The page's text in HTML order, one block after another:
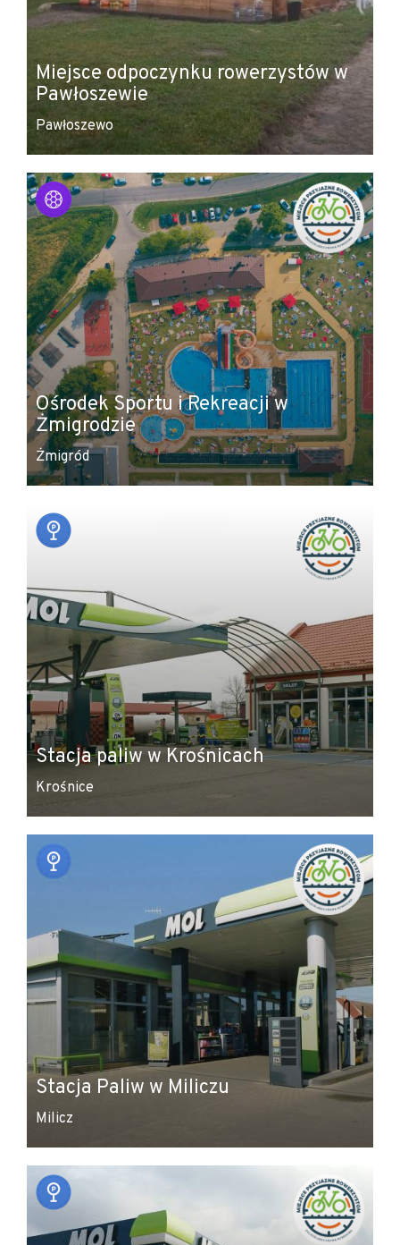
Leaflet | © Amistad © OpenStreetMap contributors
Miejsce odpoczynku rowerzystów w
Pawłoszewie
Pawłoszewo
Ośrodek Sportu i Rekreacji w
Żmigrodzie
Żmigród
Stacja paliw w Krośnicach
Krośnice
Stacja Paliw w Miliczu
Milicz